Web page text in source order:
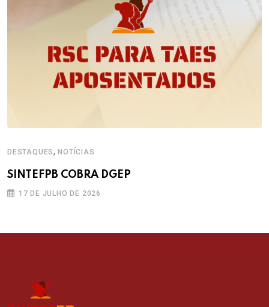
DESTAQUES,NOTÍCIAS
SINTEFPB COBRA DGEP
17 DE JULHO DE 2026